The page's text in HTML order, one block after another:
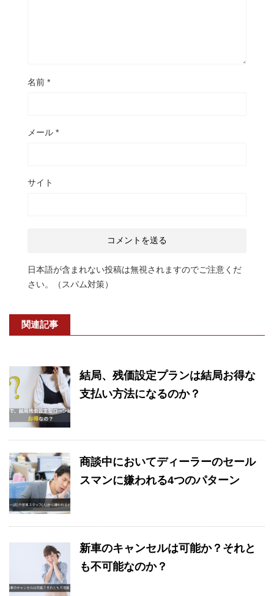
名前 *
メール *
サイト
日本語が含まれない投稿は無視されますのでご注意くだ
さい。（スパム対策）
関連記事
結局、残価設定プランは結局お得な
支払い方法になるのか？
商談中においてディーラーのセール
スマンに嫌われる4つのパターン
新車のキャンセルは可能か？それと
も不可能なのか？